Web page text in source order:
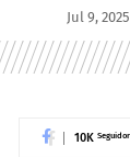
Jul 9, 2025
10K